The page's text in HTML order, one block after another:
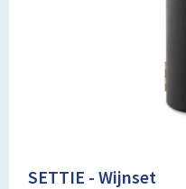
SETTIE - Wijnset